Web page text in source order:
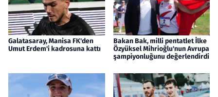
Galatasaray, Manisa FK'den
Umut Erdem'i kadrosuna kattı
Bakan Bak, milli pentatlet İlke
Özyüksel Mihrioğlu'nun Avrupa
şampiyonluğunu değerlendirdi